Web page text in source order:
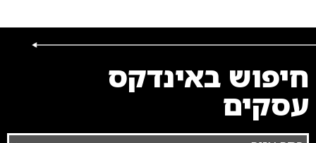
חיפוש באינדקס
עסקים